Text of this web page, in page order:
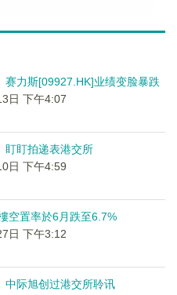
赛力斯[09927.HK]业绩变脸暴跌
日 下午4:07
盯盯拍递表港交所
日 下午4:59
空置率於6月跌至6.7%
日 下午3:12
中际旭创过港交所聆讯